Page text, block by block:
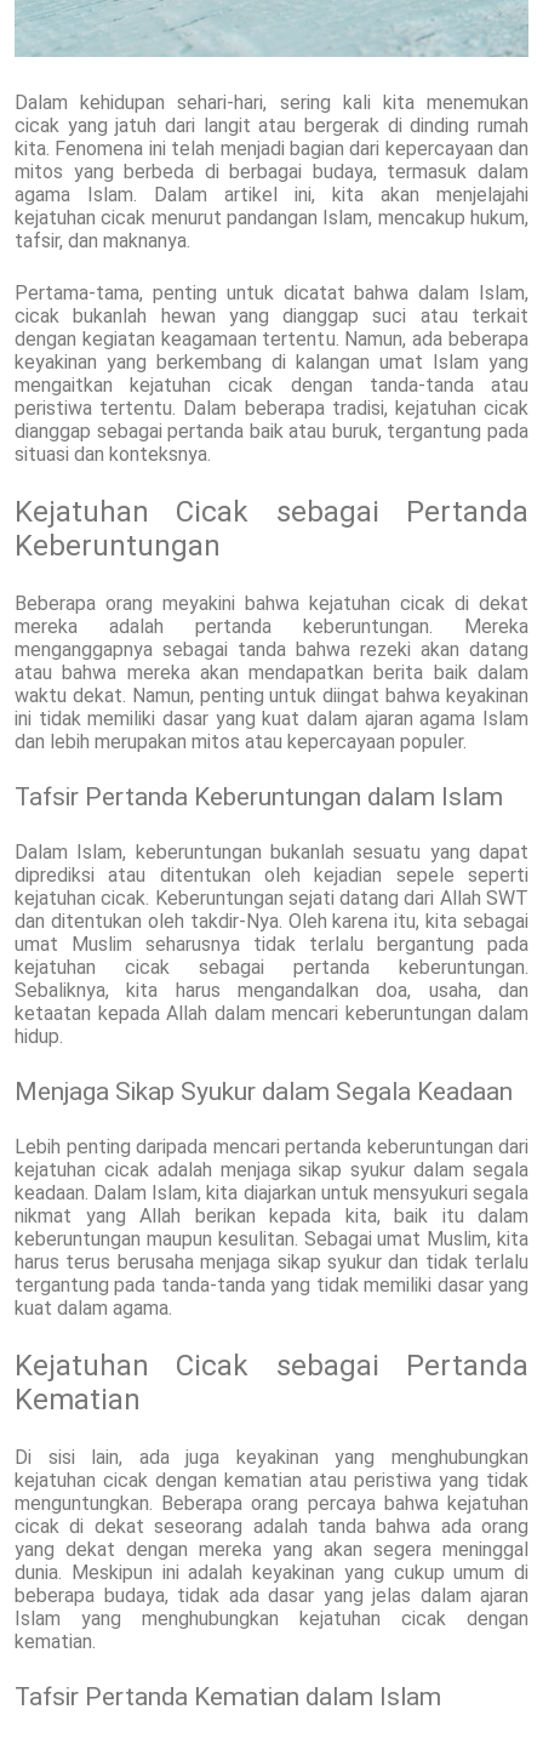
Dalam kehidupan sehari-hari, sering kali kita menemukan
cicak yang jatuh dari langit atau bergerak di dinding rumah
kita. Fenomena ini telah menjadi bagian dari kepercayaan dan
mitos yang berbeda di berbagai budaya, termasuk dalam
agama Islam. Dalam artikel ini, kita akan menjelajahi
kejatuhan cicak menurut pandangan Islam, mencakup hukum,
tafsir, dan maknanya.
Pertama-tama, penting untuk dicatat bahwa dalam Islam,
cicak bukanlah hewan yang dianggap suci atau terkait
dengan kegiatan keagamaan tertentu. Namun, ada beberapa
keyakinan yang berkembang di kalangan umat Islam yang
mengaitkan kejatuhan cicak dengan tanda-tanda atau
peristiwa tertentu. Dalam beberapa tradisi, kejatuhan cicak
dianggap sebagai pertanda baik atau buruk, tergantung pada
situasi dan konteksnya.
Kejatuhan Cicak sebagai Pertanda
Keberuntungan
Beberapa orang meyakini bahwa kejatuhan cicak di dekat
mereka adalah pertanda keberuntungan. Mereka
menganggapnya sebagai tanda bahwa rezeki akan datang
atau bahwa mereka akan mendapatkan berita baik dalam
waktu dekat. Namun, penting untuk diingat bahwa keyakinan
ini tidak memiliki dasar yang kuat dalam ajaran agama Islam
dan lebih merupakan mitos atau kepercayaan populer.
Tafsir Pertanda Keberuntungan dalam Islam
Dalam Islam, keberuntungan bukanlah sesuatu yang dapat
diprediksi atau ditentukan oleh kejadian sepele seperti
kejatuhan cicak. Keberuntungan sejati datang dari Allah SWT
dan ditentukan oleh takdir-Nya. Oleh karena itu, kita sebagai
umat Muslim seharusnya tidak terlalu bergantung pada
kejatuhan cicak sebagai pertanda keberuntungan.
Sebaliknya, kita harus mengandalkan doa, usaha, dan
ketaatan kepada Allah dalam mencari keberuntungan dalam
hidup.
Menjaga Sikap Syukur dalam Segala Keadaan
Lebih penting daripada mencari pertanda keberuntungan dari
kejatuhan cicak adalah menjaga sikap syukur dalam segala
keadaan. Dalam Islam, kita diajarkan untuk mensyukuri segala
nikmat yang Allah berikan kepada kita, baik itu dalam
keberuntungan maupun kesulitan. Sebagai umat Muslim, kita
harus terus berusaha menjaga sikap syukur dan tidak terlalu
tergantung pada tanda-tanda yang tidak memiliki dasar yang
kuat dalam agama.
Kejatuhan Cicak sebagai Pertanda
Kematian
Di sisi lain, ada juga keyakinan yang menghubungkan
kejatuhan cicak dengan kematian atau peristiwa yang tidak
menguntungkan. Beberapa orang percaya bahwa kejatuhan
cicak di dekat seseorang adalah tanda bahwa ada orang
yang dekat dengan mereka yang akan segera meninggal
dunia. Meskipun ini adalah keyakinan yang cukup umum di
beberapa budaya, tidak ada dasar yang jelas dalam ajaran
Islam yang menghubungkan kejatuhan cicak dengan
kematian.
Tafsir Pertanda Kematian dalam Islam